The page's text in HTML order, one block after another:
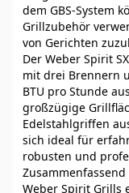
dem GBS-System
Grillzubehör
von Gerichten
Der Weber Spirit
mit drei Brennern
BTU pro Stunde
großzügige
Edelstahlgriffen
sich ideal für
robusten und
Weber Spirit Grills